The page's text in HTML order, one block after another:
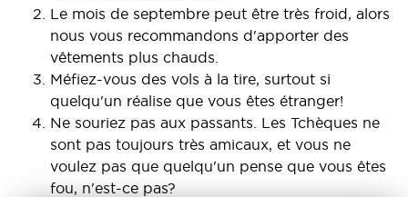
Le mois de septembre peut être très froid, alors
nous vous recommandons d'apporter des
vêtements plus chauds.
Méfiez-vous des vols à la tire, surtout si
quelqu'un réalise que vous êtes étranger!
Ne souriez pas aux passants. Les Tchèques ne
sont pas toujours très amicaux, et vous ne
voulez pas que quelqu'un pense que vous êtes
fou, n'est-ce pas?